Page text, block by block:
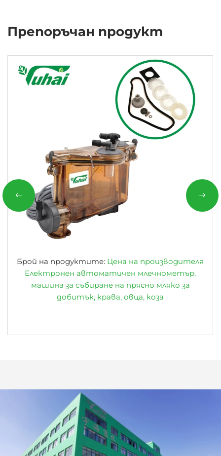
Препоръчан продукт
Брой на продуктите: Цена на производителя
Електронен автоматичен млечнометър,
машина за събиране на прясно мляко за
добитък, крава, овца, коза